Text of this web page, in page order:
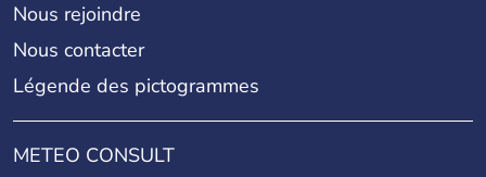
Nous rejoindre
Nous contacter
Légende des pictogrammes
METEO CONSULT